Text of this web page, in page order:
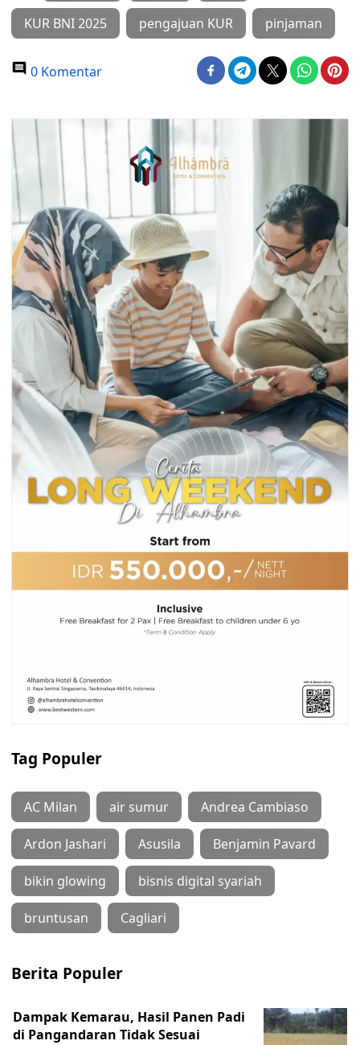
KUR BNI 2025 pengajuan KUR pinjaman
0 Komentar
Tag Populer
AC Milan air sumur Andrea Cambiaso
Ardon Jashari Asusila Benjamin Pavard
bikin glowing bisnis digital syariah
bruntusan Cagliari
Berita Populer
Dampak Kemarau, Hasil Panen Padi
di Pangandaran Tidak Sesuai